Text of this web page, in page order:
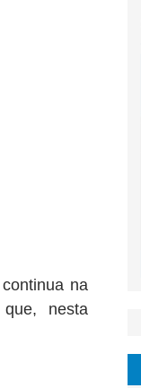
na
que, nesta